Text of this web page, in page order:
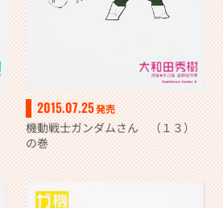
2015.07.25発売
機動戦士ガンダムさん （１３）
の巻